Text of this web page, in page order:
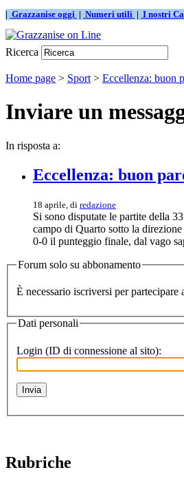
| Grazzanise oggi | Numeri utili | I nostri
Ricerca
Home page > Sport > Eccellenza: buon
Inviare un
In risposta a:
Eccellenza: buon
18 aprile, di redazione
Si sono disputate le partite della
campo di Quarto sotto la
0-0 il punteggio finale, dal vago
Forum solo su abbonamento
Dati personali
Login (ID di connessione al sito):
Rubriche